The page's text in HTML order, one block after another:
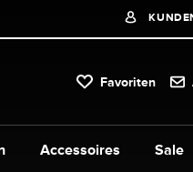
Favoriten
Accessoires Sale